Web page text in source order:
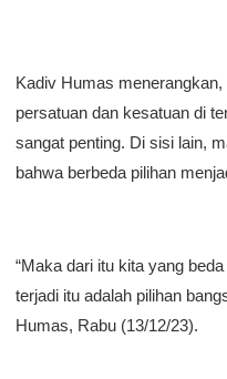
Kadiv Humas
persatuan dan kesatuan di
sangat penting. Di sisi lain,
bahwa berbeda pilihan
“Maka dari itu kita yang
terjadi itu adalah pilihan
Humas, Rabu (13/12/23).